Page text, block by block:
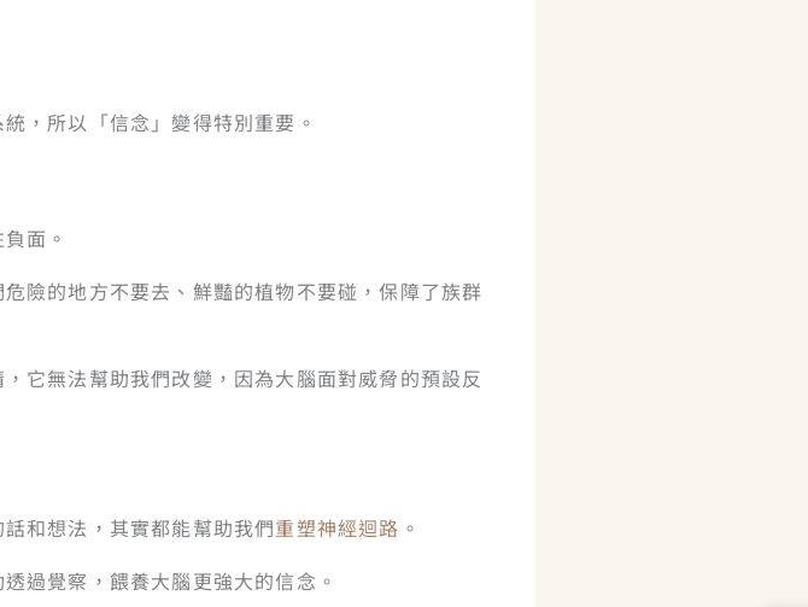
，所以「信念」變得特別重要。
面。
險的地方不要去、鮮豔的植物不要碰，保障了族群
它無法幫助我們改變，因為大腦面對威脅的預設反
和想法，其實都能幫助我們重塑神經迴路 。
過覺察，餵養大腦更強大的信念。